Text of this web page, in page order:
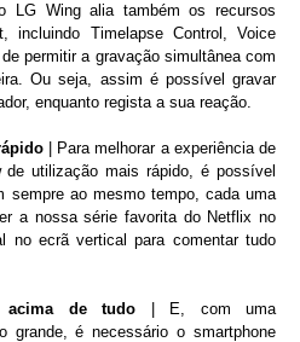
LG Wing alia também os recursos
incluindo Timelapse Control, Voice
permitir a gravação simultânea com
Ou seja, assim é possível gravar
enquanto regista a sua reação.
| Para melhorar a experiência de
utilização mais rápido, é possível
sempre ao mesmo tempo, cada uma
a nossa série favorita do Netflix no
no ecrã vertical para comentar tudo
acima de tudo | E, com uma
grande, é necessário o smartphone